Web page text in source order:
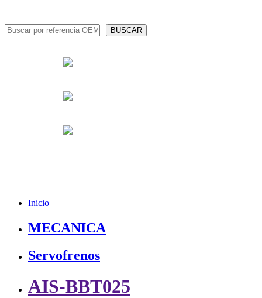
Inicio
MECANICA
Servofrenos
AIS-BBT025